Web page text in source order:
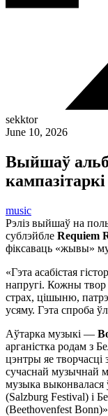
sekktor
June 10, 2026
Выйшаў
music
Рэліз выйшаў на
сублэйбле Requiem
фіксаваць «жывы»
«Гэта асабістая
напругі. Кожны твор
страх, цішыню,
усяму. Гэта спроба
Аўтарка музыкі —
арганістка родам з
цэнтры яе творчасці
сучаснай музычнай
музыка выконвалася
(Salzburg Festival) і
(Beethovenfest